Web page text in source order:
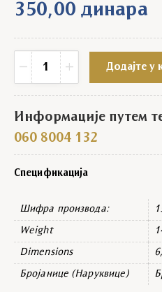
350,00 динара
−
Бројаница дечија кристална
+ Додајте у
Информације путем
060 8004 132
Спецификација
Шифра производа:
Weight
Dimensions
Бројанице (Наруквице)